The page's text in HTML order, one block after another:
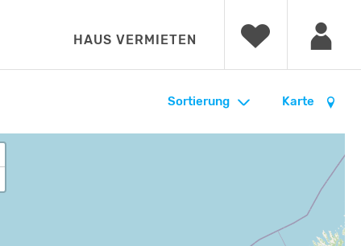
HAUS VERMIETEN
Karte
Sortierung